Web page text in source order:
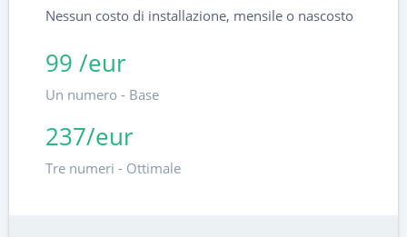
Nessun costo di installazione, mensile o nascosto
99 /eur
Un numero - Base
237/eur
Tre numeri - Ottimale